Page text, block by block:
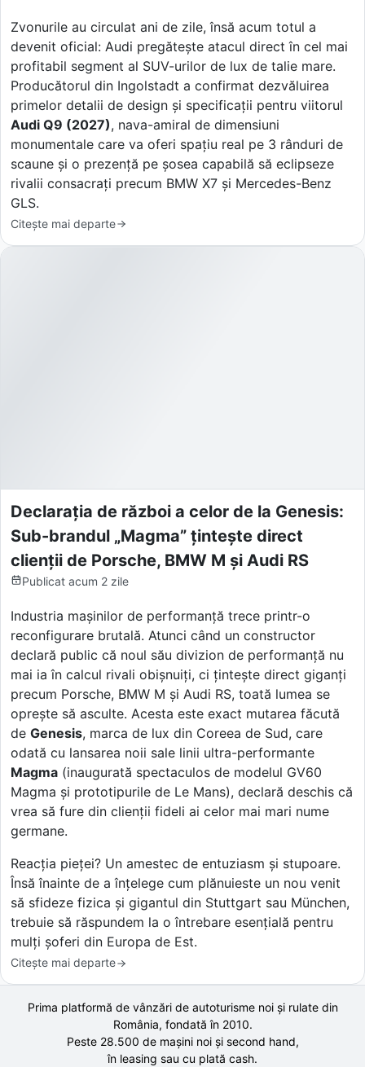
Zvonurile au circulat ani de zile, însă acum totul a
devenit oficial: Audi pregătește atacul direct în cel mai
profitabil segment al SUV-urilor de lux de talie mare.
Producătorul din Ingolstadt a confirmat dezvăluirea
primelor detalii de design și specificații pentru viitorul
Audi Q9 (2027), nava-amiral de dimensiuni
monumentale care va oferi spațiu real pe 3 rânduri de
scaune și o prezență pe șosea capabilă să eclipseze
rivalii consacrați precum BMW X7 și Mercedes-Benz
GLS.
Citește mai departe
Declarația de război a celor de la Genesis:
Sub-brandul „Magma” țintește direct
clienții de Porsche, BMW M și Audi RS
Publicat acum 2 zile
Industria mașinilor de performanță trece printr-o
reconfigurare brutală. Atunci când un constructor
declară public că noul său divizion de performanță nu
mai ia în calcul rivali obișnuiți, ci țintește direct giganți
precum Porsche, BMW M și Audi RS, toată lumea se
oprește să asculte. Acesta este exact mutarea făcută
de Genesis, marca de lux din Coreea de Sud, care
odată cu lansarea noii sale linii ultra-performante
Magma (inaugurată spectaculos de modelul GV60
Magma și prototipurile de Le Mans), declară deschis că
vrea să fure din clienții fideli ai celor mai mari nume
germane.
Reacția pieței? Un amestec de entuziasm și stupoare.
Însă înainte de a înțelege cum plănuieste un nou venit
să sfideze fizica și gigantul din Stuttgart sau München,
trebuie să răspundem la o întrebare esențială pentru
mulți șoferi din Europa de Est.
Citește mai departe
Prima platformă de vânzări de autoturisme noi și rulate din
România, fondată în 2010.
Peste 28.500 demașini noi și second hand,
în leasing sau cu plată cash.